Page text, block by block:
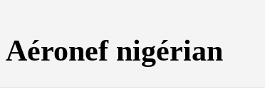
Aéronef nigérian